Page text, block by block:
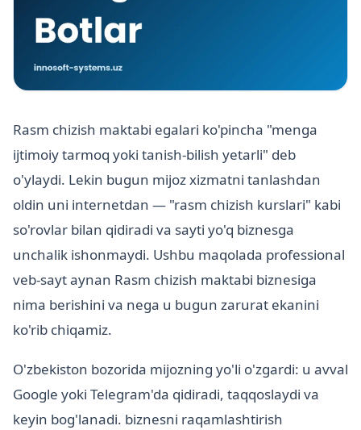
Rasm chizish maktabi egalari ko'pincha "menga
ijtimoiy tarmoq yoki tanish-bilish yetarli" deb
o'ylaydi. Lekin bugun mijoz xizmatni tanlashdan
oldin uni internetdan — "rasm chizish kurslari" kabi
so'rovlar bilan qidiradi va sayti yo'q biznesga
unchalik ishonmaydi. Ushbu maqolada professional
veb-sayt aynan Rasm chizish maktabi biznesiga
nima berishini va nega u bugun zarurat ekanini
ko'rib chiqamiz.
O'zbekiston bozorida mijozning yo'li o'zgardi: u avval
Google yoki Telegram'da qidiradi, taqqoslaydi va
keyin bog'lanadi. biznesni raqamlashtirish